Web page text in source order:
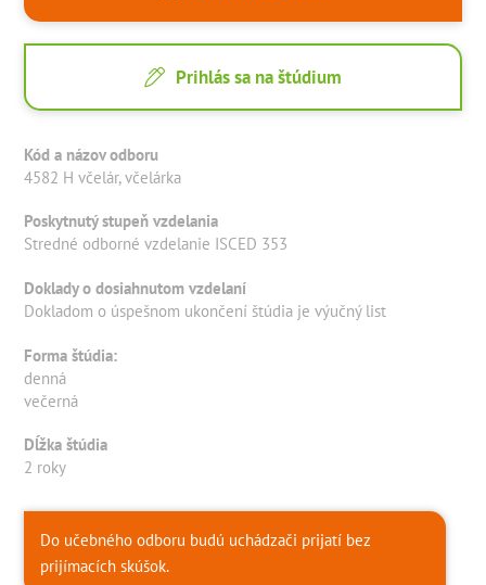
Prihlás sa na štúdium
Kód a názov odboru
4582 H včelár, včelárka
Poskytnutý stupeň vzdelania
Stredné odborné vzdelanie ISCED 353
Doklady o dosiahnutom vzdelaní
Dokladom o úspešnom ukončení štúdia je výučný list
Forma štúdia:
denná
večerná
Dĺžka štúdia
2 roky
Do učebného odboru budú uchádzači prijatí bez
prijímacích skúšok.